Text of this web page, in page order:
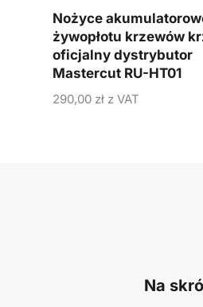
Nożyce
żywopłotu krzewów
oficjalny dystrybutor
Mastercut RU-HT01
290,00 zł z VAT
Na